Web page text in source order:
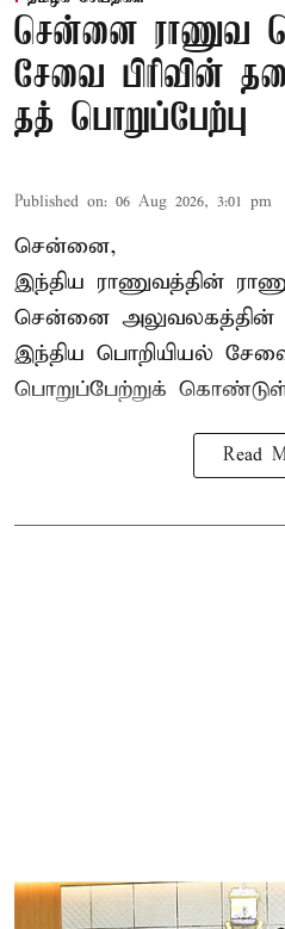
சென்னை ராணுவ
சேவை பிரிவின்
தத் பொறுப்பேற்பு
Published on: 06 Aug 2026, 3:01 pm
சென்னை,
இந்திய ராணுவத்தின்
சென்னை அலுவலகத்தின்
இந்திய பொறியியல்
பொறுப்பேற்றுக்
Read